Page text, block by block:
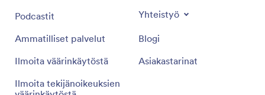
Podcastit
Ammatilliset palvelut
Ilmoita väärinkäytöstä
Ilmoita tekijänoikeuksien
Yhteistyö
Blogi
Asiakastarinat